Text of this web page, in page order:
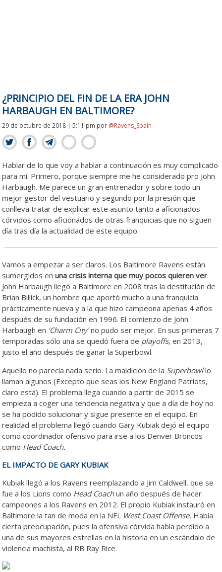
¿PRINCIPIO DEL FIN DE LA ERA JOHN
HARBAUGH EN BALTIMORE?
29 de octubre de 2018 | 5:11 pm por @Ravens_Spain
Hablar de lo que voy a hablar a continuación es muy complicado
para mí. Primero, porque siempre me he considerado pro John
Harbaugh. Me parece un gran entrenador y sobre todo un
mejor gestor del vestuario y segundo por la presión que
conlleva tratar de explicar este asunto tanto a aficionados
córvidos como aficionados de otras franquicias que no siguen
día tras día la actualidad de este equipo.
Vamos a empezar a ser claros. Los Baltimore Ravens están
sumergidos enuna crisis interna que muy pocos quieren ver.
John Harbaugh llegó a Baltimore en 2008 tras la destitución de
Brian Billick, un hombre que aportó mucho a una franquicia
prácticamente nueva y a la que hizo campeona apenas 4 años
después de su fundación en 1996. El comienzo de John
Harbaugh en ‘Charm City’no pudo ser mejor. En sus primeras 7
temporadas sólo una se quedó fuera de playoffs, en 2013,
justo el año después de ganar la Superbowl.
Aquello no parecía nada serio. La maldición de la Superbowllo
llaman algunos (Excepto que seas los New England Patriots,
claro está). El problema llega cuando a partir de 2015 se
empieza a coger una tendencia negativa y que a día de hoy no
se ha podido solucionar y sigue presente en el equipo. En
realidad el problema llegó cuando Gary Kubiak dejó el equipo
como coordinador ofensivo para irse a los Denver Broncos
como Head Coach.
EL IMPACTO DE GARY KUBIAK
Kubiak llegó a los Ravens reemplazando a Jim Caldwell, que se
fue a los Lions como Head Coachun año después de hacer
campeones a los Ravens en 2012. El propio Kubiak instauró en
Baltimore la tan de moda en la NFL West Coast Offense. Había
cierta preocupación, pues la ofensiva córvida había perdido a
una de sus mayores estrellas en la historia en un escándalo de
violencia machista, al RB Ray Rice.